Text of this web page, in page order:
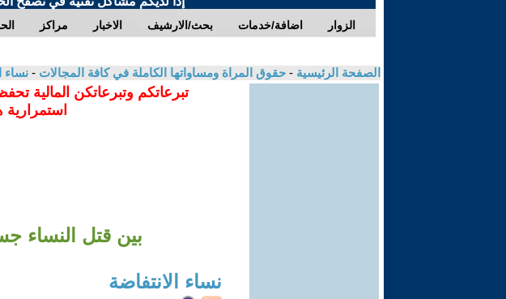
مراكز الاخبار بحث/الارشيف اضافة/خدمات الزوار
الصفحة الرئيسية - حقوق المراة ومساواتها الكاملة في كافة المجالات - نساء
تبرعاتكم وتبرعاتكن المالية
استمرارية
بين قتل النساء
نساء الانتفاضة